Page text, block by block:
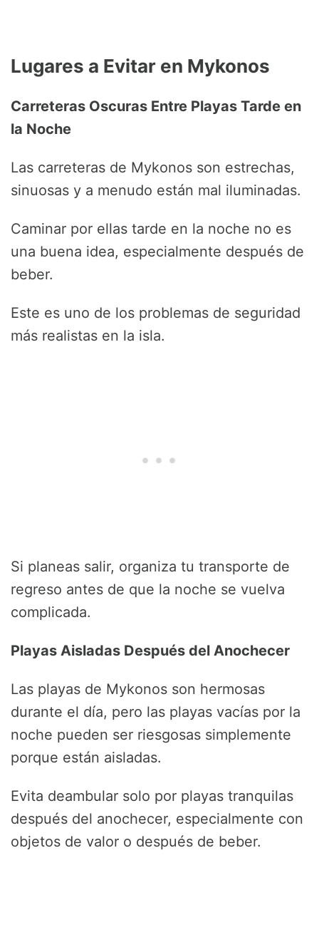
Lugares a Evitar en Mykonos
Carreteras Oscuras Entre Playas Tarde en
la Noche
Las carreteras de Mykonos son estrechas,
sinuosas y a menudo están mal iluminadas.
Caminar por ellas tarde en la noche no es
una buena idea, especialmente después de
beber.
Este es uno de los problemas de seguridad
más realistas en la isla.
Si planeas salir, organiza tu transporte de
regreso antes de que la noche se vuelva
complicada.
Playas Aisladas Después del Anochecer
Las playas de Mykonos son hermosas
durante el día, pero las playas vacías por la
noche pueden ser riesgosas simplemente
porque están aisladas.
Evita deambular solo por playas tranquilas
después del anochecer, especialmente con
objetos de valor o después de beber.